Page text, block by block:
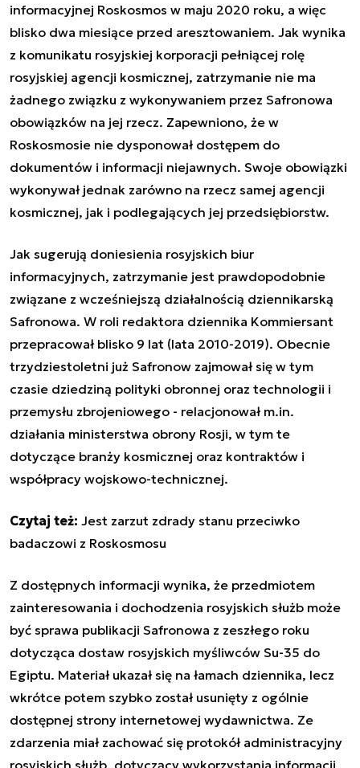
informacyjnej Roskosmos w maju 2020 roku, a więc
blisko dwa miesiące przed aresztowaniem. Jak wynika
z komunikatu rosyjskiej korporacji pełniącej rolę
rosyjskiej agencji kosmicznej, zatrzymanie nie ma
żadnego związku z wykonywaniem przez Safronowa
obowiązków na jej rzecz. Zapewniono, że w
Roskosmosie nie dysponował dostępem do
dokumentów i informacji niejawnych. Swoje obowiązki
wykonywał jednak zarówno na rzecz samej agencji
kosmicznej, jak i podlegających jej przedsiębiorstw.
Jak sugerują doniesienia rosyjskich biur
informacyjnych, zatrzymanie jest prawdopodobnie
związane z wcześniejszą działalnością dziennikarską
Safronowa. W roli redaktora dziennika Kommiersant
przepracował blisko 9 lat (lata 2010-2019). Obecnie
trzydziestoletni już Safronow zajmował się w tym
czasie dziedziną polityki obronnej oraz technologii i
przemysłu zbrojeniowego - relacjonował m.in.
działania ministerstwa obrony Rosji, w tym te
dotyczące branży kosmicznej oraz kontraktów i
współpracy wojskowo-technicznej.
Czytaj też: Jest zarzut zdrady stanu przeciwko
badaczowi z Roskosmosu
Z dostępnych informacji wynika, że przedmiotem
zainteresowania i dochodzenia rosyjskich służb może
być sprawa publikacji Safronowa z zeszłego roku
dotycząca dostaw rosyjskich myśliwców Su-35 do
Egiptu. Materiał ukazał się na łamach dziennika, lecz
wkrótce potem szybko został usunięty z ogólnie
dostępnej strony internetowej wydawnictwa. Ze
zdarzenia miał zachować się protokół administracyjny
rosyjskich służb, dotyczący wykorzystania informacji